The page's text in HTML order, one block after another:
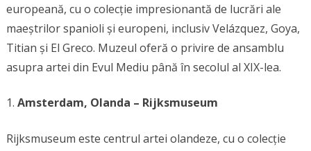
europeană, cu o colecție impresionantă de lucrări ale
maeștrilor spanioli și europeni, inclusiv Velázquez, Goya,
Titian și El Greco. Muzeul oferă o privire de ansamblu
asupra artei din Evul Mediu până în secolul al XIX-lea.
Amsterdam, Olanda – Rijksmuseum
Rijksmuseum este centrul artei olandeze, cu o colecție